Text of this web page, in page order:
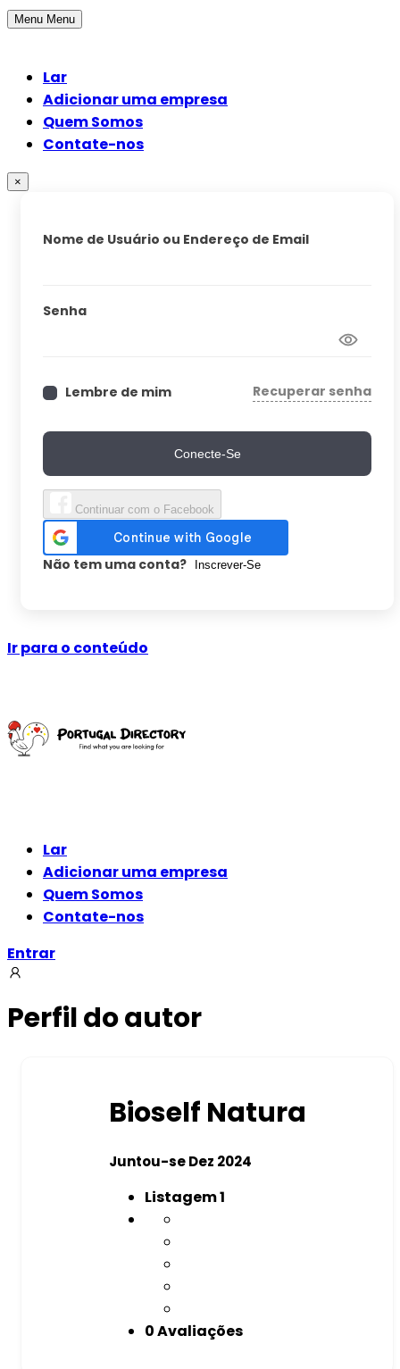
Menu Menu
Lar
Adicionar uma empresa
Quem Somos
Contate-nos
×
Nome de Usuário ou Endereço de Email
Senha
Lembre de mim Recuperar senha
Conecte-Se
Continuar com o Facebook
Não tem uma conta? Inscrever-Se
Ir para o conteúdo
Lar
Adicionar uma empresa
Quem Somos
Contate-nos
Entrar
Perfil do autor
Bioself Natura
Juntou-se Dez 2024
Listagem1
0 Avaliações